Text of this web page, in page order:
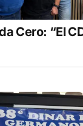
Cero: “El